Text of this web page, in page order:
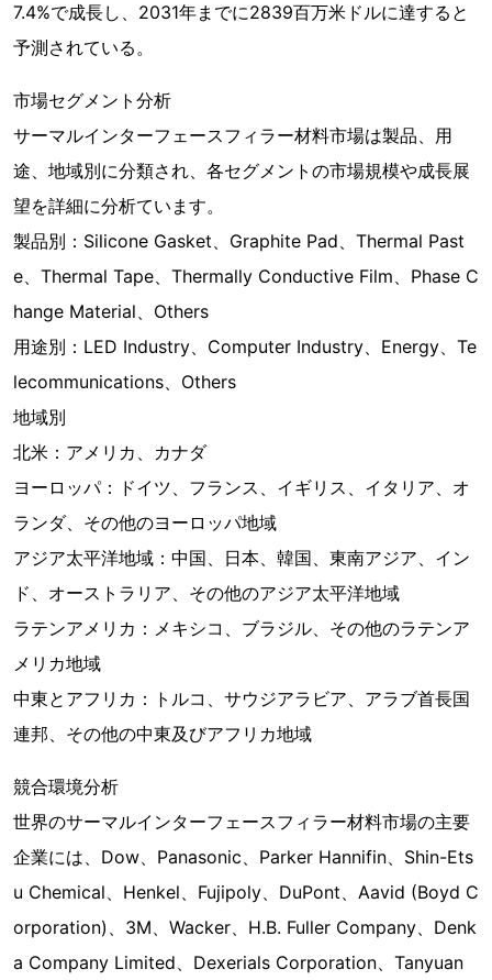
7.4%で成長し、2031年までに2839百万米ドルに達すると
予測されている。
市場セグメント分析
サーマルインターフェースフィラー材料市場は製品、用
途、地域別に分類され、各セグメントの市場規模や成長展
望を詳細に分析ています。
製品別：Silicone Gasket、Graphite Pad、Thermal Past
e、Thermal Tape、Thermally Conductive Film、Phase C
hange Material、Others
用途別：LED Industry、Computer Industry、Energy、Te
lecommunications、Others
地域別
北米：アメリカ、カナダ
ヨーロッパ：ドイツ、フランス、イギリス、イタリア、オ
ランダ、その他のヨーロッパ地域
アジア太平洋地域：中国、日本、韓国、東南アジア、イン
ド、オーストラリア、その他のアジア太平洋地域
ラテンアメリカ：メキシコ、ブラジル、その他のラテンア
メリカ地域
中東とアフリカ：トルコ、サウジアラビア、アラブ首長国
連邦、その他の中東及びアフリカ地域
競合環境分析
世界のサーマルインターフェースフィラー材料市場の主要
企業には、Dow、Panasonic、Parker Hannifin、Shin-Ets
u Chemical、Henkel、Fujipoly、DuPont、Aavid (Boyd C
orporation)、3M、Wacker、H.B. Fuller Company、Denk
a Company Limited、Dexerials Corporation、Tanyuan